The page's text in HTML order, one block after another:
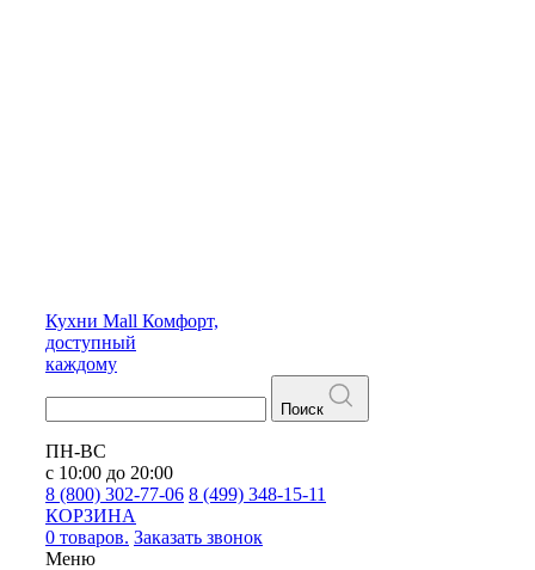
Кухни Mall Комфорт,
доступный
каждому
Поиск
ПН-ВС
с 10:00 до 20:00
8 (800) 302-77-06 8 (499) 348-15-11
КОРЗИНА
0 товаров. Заказать звонок
Меню